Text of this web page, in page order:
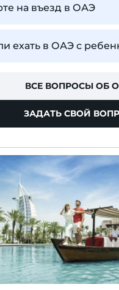
на въезд в ОАЭ
ехать в ОАЭ с
ВСЕ ВОПРОСЫ ОБ
ЗАДАТЬ СВОЙ